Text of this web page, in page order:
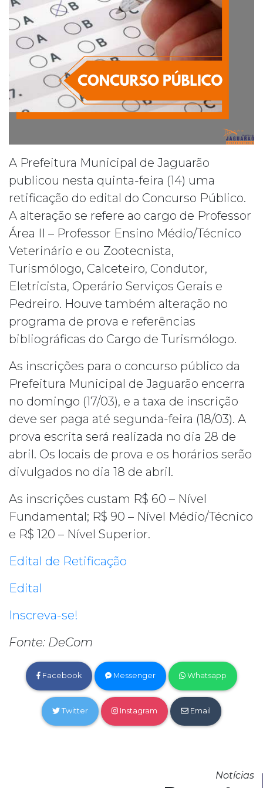
A Prefeitura Municipal de Jaguarão
publicou nesta quinta-feira (14) uma
retificação do edital do Concurso Público.
A alteração se refere ao cargo de Professor
Área II – Professor Ensino Médio/Técnico
Veterinário e ou Zootecnista,
Turismólogo, Calceteiro, Condutor,
Eletricista, Operário Serviços Gerais e
Pedreiro. Houve também alteração no
programa de prova e referências
bibliográficas do Cargo de Turismólogo.
As inscrições para o concurso público da
Prefeitura Municipal de Jaguarão encerra
no domingo (17/03), e a taxa de inscrição
deve ser paga até segunda-feira (18/03). A
prova escrita será realizada no dia 28 de
abril. Os locais de prova e os horários serão
divulgados no dia 18 de abril.
As inscrições custam R$ 60 – Nível
Fundamental; R$ 90 – Nível Médio/Técnico
e R$ 120 – Nível Superior.
Edital de Retificação
Edital
Inscreva-se!
Fonte: DeCom
Facebook Messenger Whatsapp
Twitter Instagram Email
Notícias